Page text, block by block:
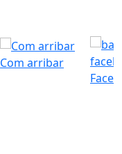
Com arribar